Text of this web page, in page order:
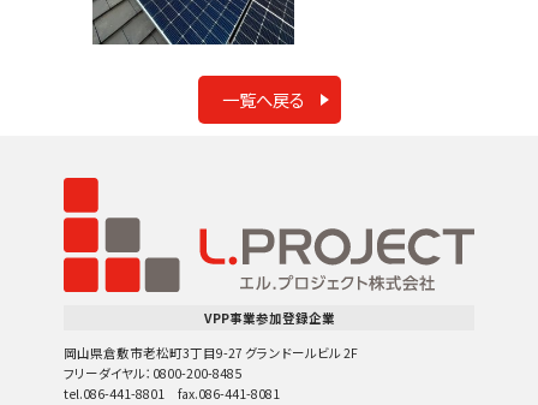
一覧へ戻る
VPP事業参加登録企業
岡山県倉敷市老松町3丁目9-27 グランドールビル 2F
フリーダイヤル：0800-200-8485
tel.086-441-8801 fax.086-441-8081